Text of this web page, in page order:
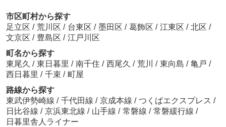
市区町村から探す
足立区 / 荒川区 / 台東区 / 墨田区 / 葛飾区 / 江東区 / 北区 /
文京区 / 豊島区 / 江戸川区
町名から探す
東尾久 / 東日暮里 / 南千住 / 西尾久 / 荒川 / 東向島 / 亀戸 /
西日暮里 / 千束 / 町屋
路線から探す
東武伊勢崎線 / 千代田線 / 京成本線 / つくばエクスプレス /
日比谷線 / 京浜東北線 / 山手線 / 常磐線 / 常磐緩行線 /
日暮里舎人ライナー